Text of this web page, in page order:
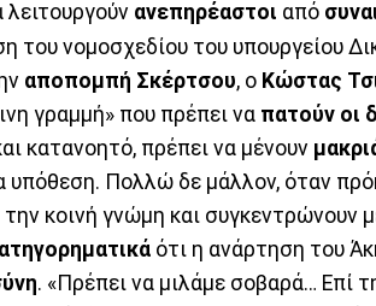
λειτουργούν ανεπηρέαστοι από
του νομοσχεδίου του υπουργείου
αποπομπή Σκέρτσου, ο Κώστας
γραμμή» που πρέπει να πατούν οι
κατανοητό, πρέπει να μένουν
υπόθεση. Πολλώ δε μάλλον, όταν
κοινή γνώμη και συγκεντρώνουν
ότι η ανάρτηση του
. «Πρέπει να μιλάμε σοβαρά… Επί